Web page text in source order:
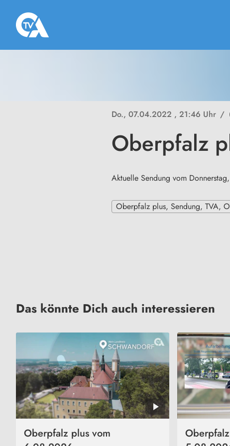
Do., 07.04.2022 , 21:46 Uhr /
Oberpfalz
Aktuelle Sendung vom
Oberpfalz plus, Sendung, TVA,
Das könnte Dich auch interessieren
Oberpfalz plus vom